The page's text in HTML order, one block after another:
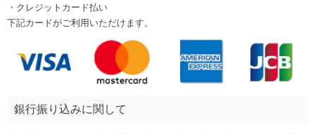
・クレジットカード払い
下記カードがご利用いただけます。
銀行振り込みに関して